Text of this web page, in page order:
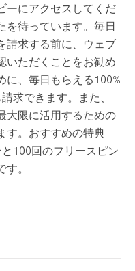
ーにアクセスしてくだ
を待っています。毎日
請求する前に、ウェブ
いただくことをお勧め
に、毎日もらえる100%
求できます。また、
大限に活用するための
す。おすすめの特典
100回のフリースピン
。